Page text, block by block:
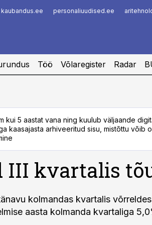
kaubandus.ee personaliuudised.ee
Töö Võlaregister Radar
kui 5 aastat vana ning kuulub väljaande
kaasajasta arhiveeritud sisu, mistõttu võib
III kvartalis
kolmandas kvartalis
aasta kolmanda kvartaliga